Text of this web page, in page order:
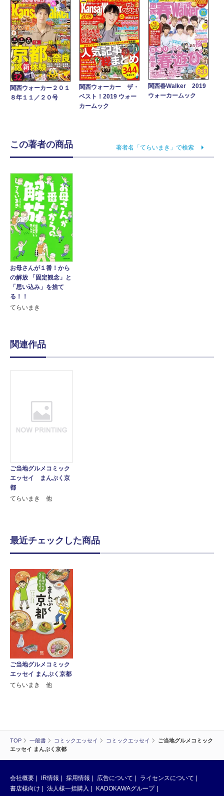
TOP 一般書 コミックエッセイ コミックエッセイ
ご当地グルメコミック
エッセイ まんぷく京都
関西ウォーカー２０１
８年１１／２０号
関西ウォーカー ザ・
ベスト！2019 ウォー
カームック
関西春Walker 2019
ウォーカームック
この著者の商品 著者名「てらいまき」で検索
お母さんが１番！から
の解放 「固定観念」と
「思い込み」を捨て
る！！
てらいまき
関連作品
ご当地グルメコミック
エッセイ まんぷく京
都
てらいまき 他
最近チェックした商品
ご当地グルメコミック
エッセイ まんぷく京都
てらいまき 他
会社概要 IR情報 採用情報 広告について
ライセンスについて
書店様向け
法人様一括購入
KADOKAWAグループ